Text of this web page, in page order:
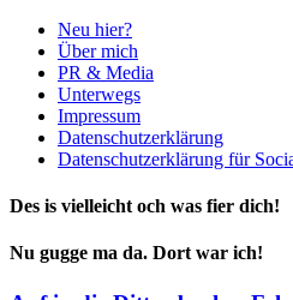
Neu hier?
Über mich
PR & Media
Unterwegs
Impressum
Datenschutzerklärung
Datenschutzerklärung für
Des is vielleicht och was fier dich!
Nu gugge ma da. Dort war ich!